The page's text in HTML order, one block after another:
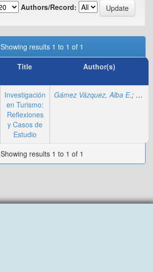
Authors/Record:
Showing results 1 to 1 of 1
Title Author(s)
Investigación
en Turismo:
Reflexiones
y Casos de
Estudio
Gámez Vázquez, Alba E.;
Showing results 1 to 1 of 1